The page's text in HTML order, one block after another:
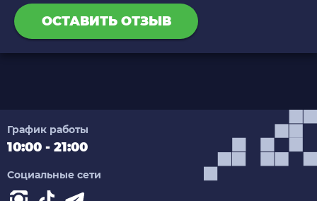
ОСТАВИТЬ ОТЗЫВ
График работы
10:00 - 21:00
Социальные сети